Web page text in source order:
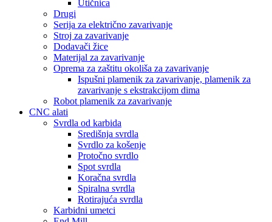
Utičnica
Drugi
Serija za električno zavarivanje
Stroj za zavarivanje
Dodavači žice
Materijal za zavarivanje
Oprema za zaštitu okoliša za zavarivanje
Ispušni plamenik za zavarivanje, plamenik za
zavarivanje s ekstrakcijom dima
Robot plamenik za zavarivanje
CNC alati
Svrdla od karbida
Središnja svrdla
Svrdlo za košenje
Protočno svrdlo
Spot svrdla
Koračna svrdla
Spiralna svrdla
Rotirajuća svrdla
Karbidni umetci